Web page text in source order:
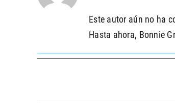
Este autor aún no ha
Hasta ahora, Bonnie